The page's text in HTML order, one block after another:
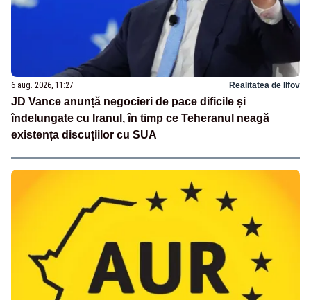
6 aug. 2026, 11:27 Realitatea de Ilfov
JD Vance anunță negocieri de pace dificile și
îndelungate cu Iranul, în timp ce Teheranul neagă
existența discuțiilor cu SUA